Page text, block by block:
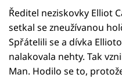
Ředitel neziskovky Elliot
setkal se zneužívanou
Spřátelili se a dívka
nalakovala nehty. Tak
Man. Hodilo se to,